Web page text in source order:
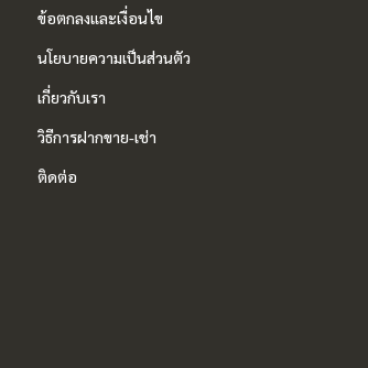
ข้อตกลงและเงื่อนไข
นโยบายความเป็นส่วนตัว
เกี่ยวกับเรา
วิธีการฝากขาย-เช่า
ติดต่อ